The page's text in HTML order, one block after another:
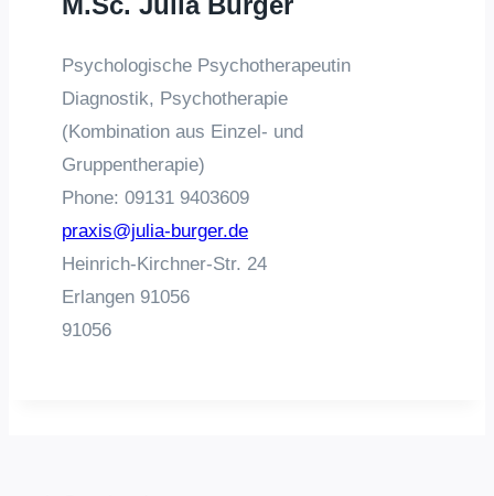
Psychologische Psychotherapeutin
Diagnostik, Psychotherapie
(Kombination aus Einzel- und
Gruppentherapie)
Phone: 09131 9403609
praxis@julia-burger.de
Heinrich-Kirchner-Str. 24
Erlangen 91056
91056